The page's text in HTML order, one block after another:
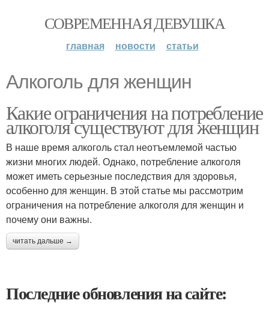
СОВРЕМЕННАЯ ДЕВУШКА
главная новости статьи
Алкоголь для женщин
Какие ограничения на потребление
алкоголя существуют для женщин
В наше время алкоголь стал неотъемлемой частью
жизни многих людей. Однако, потребление алкоголя
может иметь серьезные последствия для здоровья,
особенно для женщин. В этой статье мы рассмотрим
ограничения на потребление алкоголя для женщин и
почему они важны.
читать дальше →
Последние обновления на сайте: